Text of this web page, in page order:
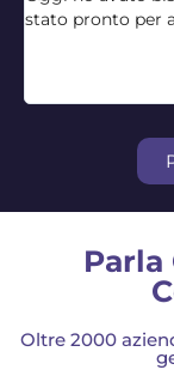
stato pronto per
Parla
Oltre 2000